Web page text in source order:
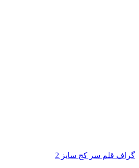
گراف قلم سر کج سایز 2